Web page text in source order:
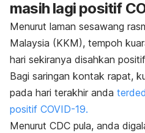
masih lagi positif
Menurut laman sesawang
Malaysia (KKM), tempoh
hari sekiranya disahkan
Bagi saringan kontak rapat,
pada hari terakhir anda
positif COVID-19.
Menurut CDC pula, anda